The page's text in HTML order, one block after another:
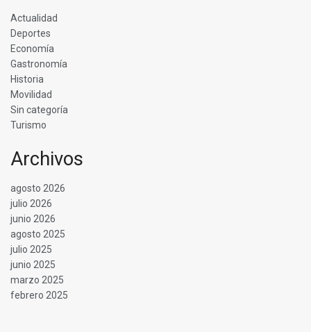
Actualidad
Deportes
Economía
Gastronomía
Historia
Movilidad
Sin categoría
Turismo
Archivos
agosto 2026
julio 2026
junio 2026
agosto 2025
julio 2025
junio 2025
marzo 2025
febrero 2025